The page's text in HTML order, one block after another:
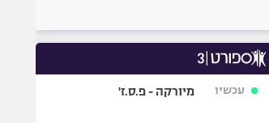
עכשיו מיורקה - פ.ס.ז'